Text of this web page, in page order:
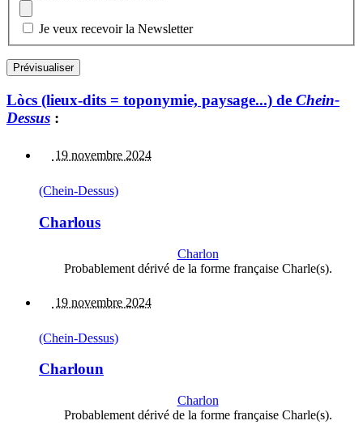
Je veux recevoir la Newsletter
Lòcs (lieux-dits = toponymie, paysage...) de Chein-
Dessus :
19 novembre 2024
(Chein-Dessus)
Charlous
Charlon
Probablement dérivé de la forme française Charle(s).
19 novembre 2024
(Chein-Dessus)
Charloun
Charlon
Probablement dérivé de la forme française Charle(s).